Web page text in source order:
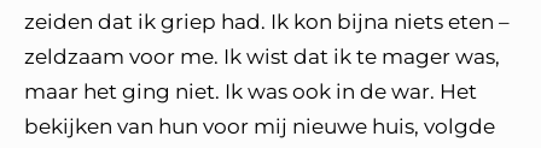
zeiden dat ik griep had. Ik kon bijna niets eten –
zeldzaam voor me. Ik wist dat ik te mager was,
maar het ging niet. Ik was ook in de war. Het
bekijken van hun voor mij nieuwe huis, volgde